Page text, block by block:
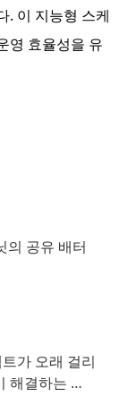
. 이 지능형 스케
영 효율성을 유
의 공유 배터
가 오래 걸리
해결하는 방